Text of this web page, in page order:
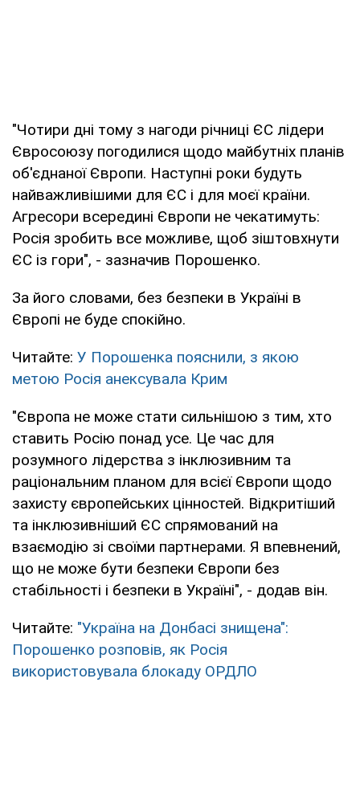
"Чотири дні тому з нагоди річниці ЄС лідери
Євросоюзу погодилися щодо майбутніх планів
об'єднаної Європи. Наступні роки будуть
найважливішими для ЄС і для моєї країни.
Агресори всередині Європи не чекатимуть:
Росія зробить все можливе, щоб зіштовхнути
ЄС із гори", - зазначив Порошенко.
За його словами, без безпеки в Україні в
Європі не буде спокійно.
Читайте: У Порошенка пояснили, з якою
метою Росія анексувала Крим
"Європа не може стати сильнішою з тим, хто
ставить Росію понад усе. Це час для
розумного лідерства з інклюзивним та
раціональним планом для всієї Європи щодо
захисту європейських цінностей. Відкритіший
та інклюзивніший ЄС спрямований на
взаємодію зі своїми партнерами. Я впевнений,
що не може бути безпеки Європи без
стабільності і безпеки в Україні", - додав він.
Читайте: "Україна на Донбасі знищена":
Порошенко розповів, як Росія
використовувала блокаду ОРДЛО